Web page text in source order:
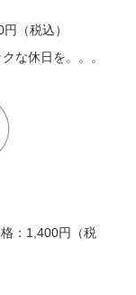
（税込）
な休日を。。。
：1,400円（税